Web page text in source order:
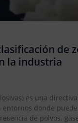
de
la industria
es una
donde
de polvos,